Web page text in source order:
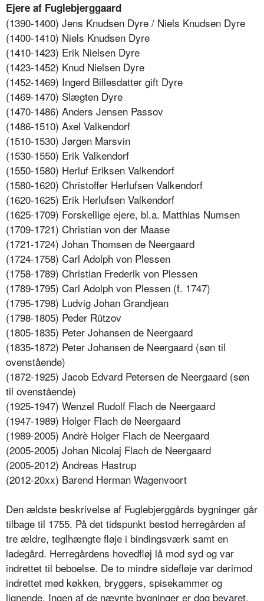
Ejere af Fuglebjerggaard
(1390-1400) Jens Knudsen Dyre / Niels Knudsen Dyre
(1400-1410) Niels Knudsen Dyre
(1410-1423) Erik Nielsen Dyre
(1423-1452) Knud Nielsen Dyre
(1452-1469) Ingerd Billesdatter gift Dyre
(1469-1470) Slægten Dyre
(1470-1486) Anders Jensen Passov
(1486-1510) Axel Valkendorf
(1510-1530) Jørgen Marsvin
(1530-1550) Erik Valkendorf
(1550-1580) Herluf Eriksen Valkendorf
(1580-1620) Christoffer Herlufsen Valkendorf
(1620-1625) Erik Herlufsen Valkendorf
(1625-1709) Forskellige ejere, bl.a. Matthias Numsen
(1709-1721) Christian von der Maase
(1721-1724) Johan Thomsen de Neergaard
(1724-1758) Carl Adolph von Plessen
(1758-1789) Christian Frederik von Plessen
(1789-1795) Carl Adolph von Plessen (f. 1747)
(1795-1798) Ludvig Johan Grandjean
(1798-1805) Peder Rützov
(1805-1835) Peter Johansen de Neergaard
(1835-1872) Peter Johansen de Neergaard (søn til
ovenstående)
(1872-1925) Jacob Edvard Petersen de Neergaard (søn
til ovenstående)
(1925-1947) Wenzel Rudolf Flach de Neergaard
(1947-1989) Holger Flach de Neergaard
(1989-2005) Andrè Holger Flach de Neergaard
(2005-2005) Johan Nicolaj Flach de Neergaard
(2005-2012) Andreas Hastrup
(2012-20xx) Barend Herman Wagenvoort
Den ældste beskrivelse af Fuglebjerggårds bygninger går
tilbage til 1755. På det tidspunkt bestod herregården af
tre ældre, teglhængte fløje i bindingsværk samt en
ladegård. Herregårdens hovedfløj lå mod syd og var
indrettet til beboelse. De to mindre sidefløje var derimod
indrettet med køkken, bryggers, spisekammer og
lignende. Ingen af de nævnte bygninger er dog bevaret.